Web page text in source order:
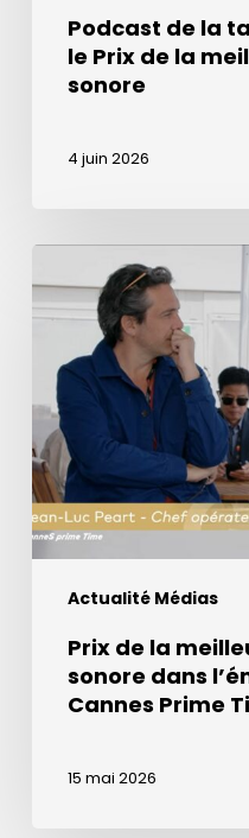
sonorePodcast de la
le Prix de la
sonore
4 juin 2026
Actualité Médias
de
la
meilleure
création
sonore
dans
l’émission
de
la
Cannes
TimePrix de la
sonore dans
Cannes Prime
15 mai 2026